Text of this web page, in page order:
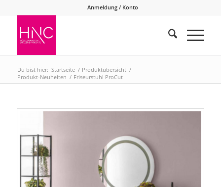
Anmeldung / Konto
Du bist hier: Startseite / Produktübersicht /
Produkt-Neuheiten / Friseurstuhl ProCut